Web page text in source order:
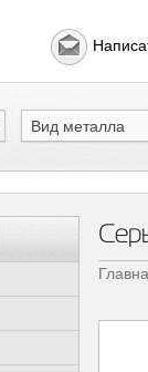
Вид металла